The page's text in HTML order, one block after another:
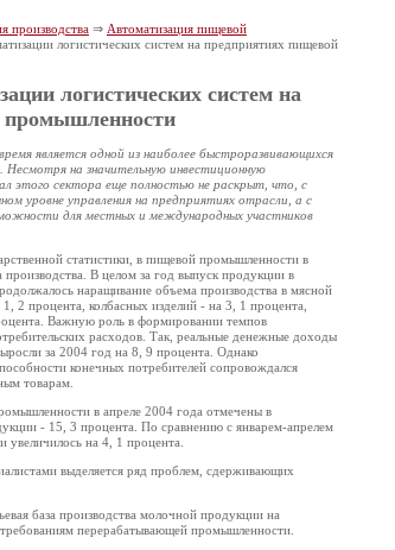
производства ⇒ Автоматизация пищевой
логистических систем на предприятиях пищевой
логистических систем на
промышленности
является одной из наиболее быстроразвивающихся
на значительную инвестиционную
этого сектора еще полностью не раскрыт, что, с
уровне управления на предприятиях отрасли, а с
для местных и международных участников
статистики, в пищевой промышленности в
производства. В целом за год выпуск продукции в
наращивание объема производства в мясной
2 процента, колбасных изделий ‑ на 3, 1 процента,
Важную роль в формировании темпов
расходов. Так, реальные денежные доходы
за 2004 год на 8, 9 процента. Однако
конечных потребителей сопровождался
товарам.
в апреле 2004 года отмечены в
‑ 15, 3 процента. По сравнению с январем-апрелем
увеличилось на 4, 1 процента.
выделяется ряд проблем, сдерживающих
база производства молочной продукции на
перерабатывающей промышленности.